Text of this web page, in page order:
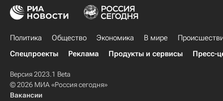
Политика Общество Экономика В мире
Спецпроекты
Реклама Продукты и сервисы Пресс-
Версия 2023.1 Beta
© 2026 МИА «Россия сегодня»
Вакансии